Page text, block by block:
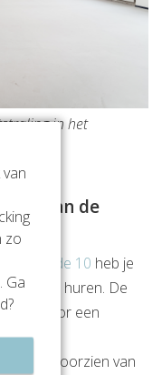
in het
2.
aan de
Zuidzijde 10 heb je
maat te huren. De
Ook voor een
hier
is voorzien van
zo
Ga